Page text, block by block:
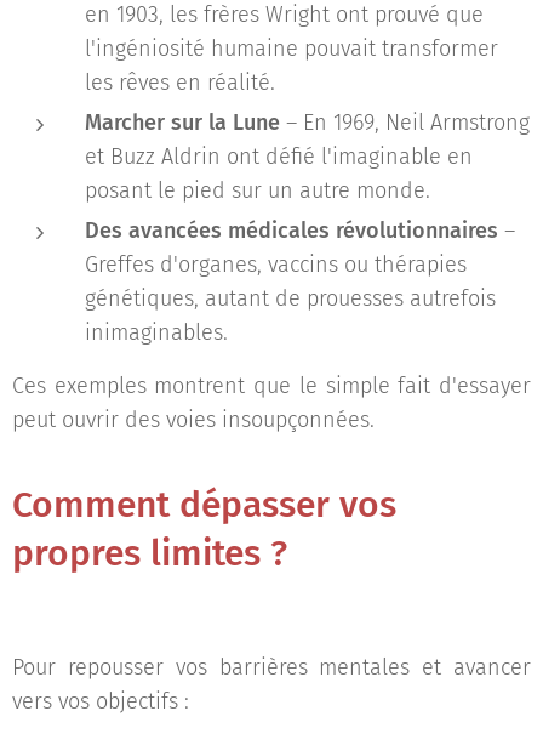
en 1903, les frères Wright ont prouvé que
l'ingéniosité humaine pouvait transformer
les rêves en réalité.
Marcher sur la Lune – En 1969, Neil Armstrong
et Buzz Aldrin ont défié l'imaginable en
posant le pied sur un autre monde.
Des avancées médicales révolutionnaires –
Greffes d'organes, vaccins ou thérapies
génétiques, autant de prouesses autrefois
inimaginables.
Ces exemples montrent que le simple fait d'essayer
peut ouvrir des voies insoupçonnées.
Comment dépasser vos
propres limites ?
Pour repousser vos barrières mentales et avancer
vers vos objectifs :